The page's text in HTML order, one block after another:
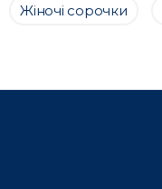
Жіночі сорочки